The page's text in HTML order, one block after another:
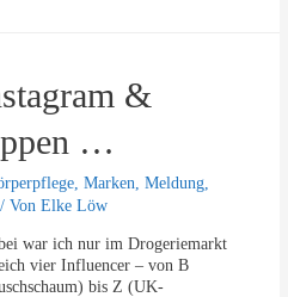
&
…
,Marken,Meldung,
/ VonElke Löw
war ich nur im Drogeriemarkt
vier Influencer – von B
bis Z (UK-